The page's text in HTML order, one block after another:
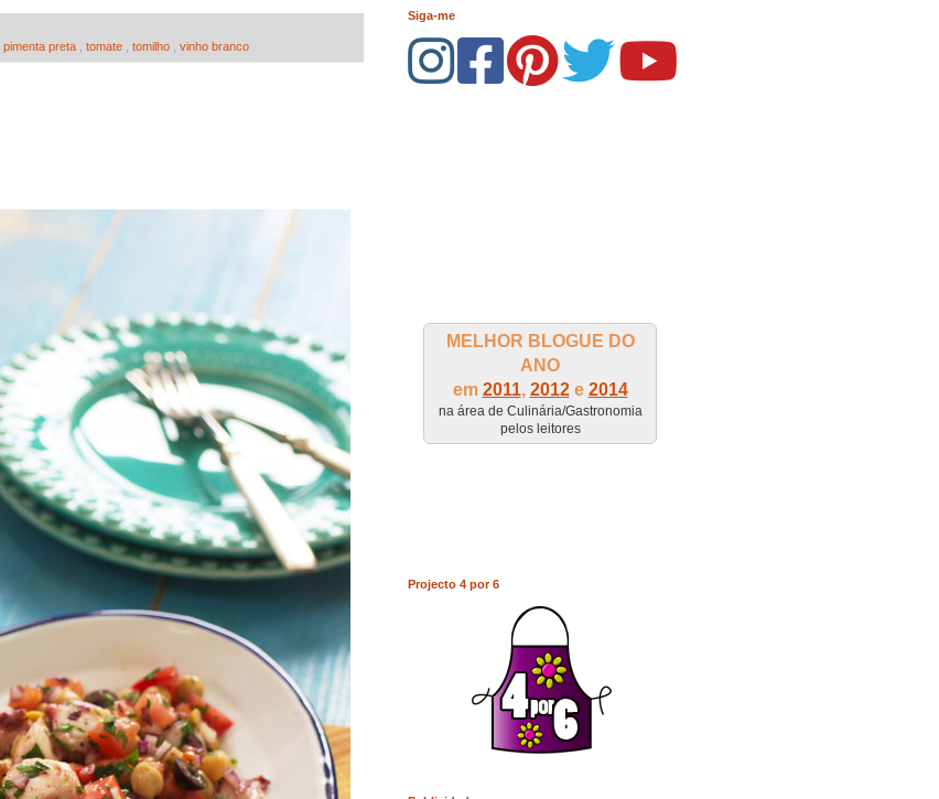
pimenta preta tomate tomilho vinho branco
Siga-me
MELHOR BLOGUE DO
ANO
em 2011, 2012e 2014
na área de Culinária/Gastronomia
pelos leitores
Projecto 4 por 6